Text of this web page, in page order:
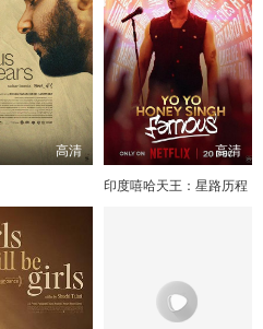
高清 高清
印度嘻哈天王：星路历程